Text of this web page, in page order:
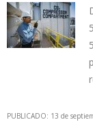
PUBLICADO: 13 de